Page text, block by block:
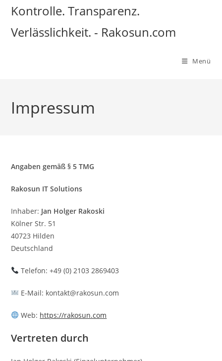
Zum
Inhalt
springen
Kontrolle. Transparenz.
Verlässlichkeit. - Rakosun.com
Menü
Impressum
Angaben gemäß § 5 TMG
Rakosun IT Solutions
Inhaber: Jan Holger Rakoski
Kölner Str. 51
40723 Hilden
Deutschland
Telefon: +49 (0) 2103 2869403
E-Mail: kontakt@rakosun.com
Web: https://rakosun.com
Vertreten durch